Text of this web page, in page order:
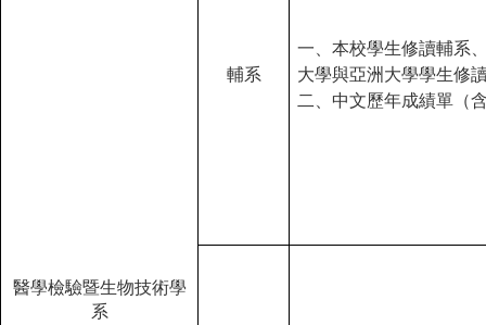
醫學檢驗暨生物技術學
系
輔系
一、本校學生修讀輔系
大學與亞洲大學學生修
二、中文歷年成績單（